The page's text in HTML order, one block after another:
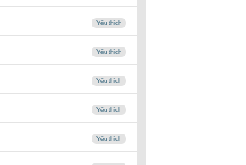
Yêu thích
Yêu thích
Yêu thích
Yêu thích
Yêu thích